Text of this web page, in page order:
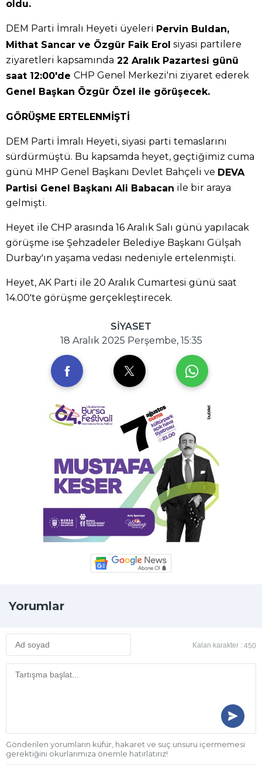
oldu.
DEM Parti İmralı Heyeti üyeleri Pervin Buldan,
Mithat Sancar ve Özgür Faik Erol siyasi partilere
ziyaretleri kapsamında 22 Aralık Pazartesi günü
saat 12:00'de CHP Genel Merkezi'ni ziyaret ederek
Genel Başkan Özgür Özel ile görüşecek.
GÖRÜŞME ERTELENMİŞTİ
DEM Parti İmralı Heyeti, siyasi parti temaslarını
sürdürmüştü. Bu kapsamda heyet, geçtiğimiz cuma
günü MHP Genel Başkanı Devlet Bahçeli ve DEVA
Partisi Genel Başkanı Ali Babacan ile bir araya
gelmişti.
Heyet ile CHP arasında 16 Aralık Salı günü yapılacak
görüşme ise Şehzadeler Belediye Başkanı Gülşah
Durbay'ın yaşama vedası nedeniyle ertelenmişti.
Heyet, AK Parti ile 20 Aralık Cumartesi günü saat
14.00'te görüşme gerçekleştirecek.
SİYASET
18 Aralık 2025 Perşembe, 15:35
Yorumlar
Kalan karakter : 450
Gönderilen yorumların küfür, hakaret ve suç unsuru içermemesi
gerektiğini okurlarımıza önemle hatırlatırız!